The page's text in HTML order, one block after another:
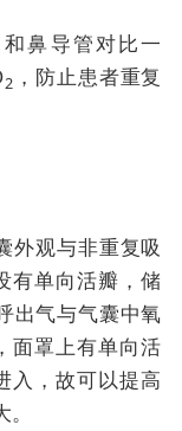
鼻导管对比一
2 ，防止患者重复
外观与非重复吸
有单向活瓣，储
出气与气囊中氧
面罩上有单向活
入，故可以提高